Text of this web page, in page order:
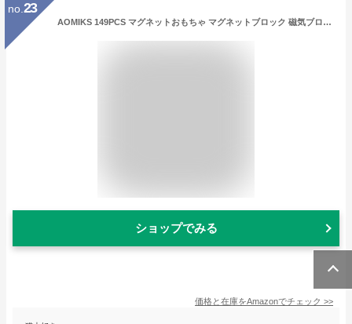
no. 23
AOMIKS 149PCS マグネットおもちゃ マグネットブロック 磁気ブロック 知育玩具 積み木 立体 幼児 入園 保育園 小学生 孫 男の子 女の子 贈り物 誕生日 出産祝い 入園 クリスマスプレゼント かわいい 日本語説明書 マカロン色
ショップでみる
価格と在庫をAmazonでチェック >>